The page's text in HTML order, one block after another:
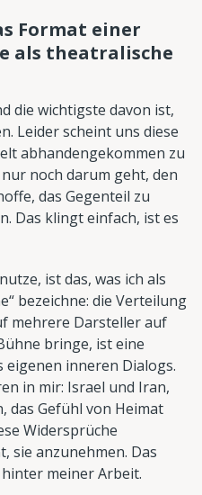
Format einer
als theatralische
die wichtigste davon ist,
Leider scheint uns diese
abhandengekommen zu
noch darum geht, den
das Gegenteil zu
Das klingt einfach, ist es
ist das, was ich als
bezeichne: die Verteilung
mehrere Darsteller auf
bringe, ist eine
eigenen inneren Dialogs.
in mir: Israel und Iran,
das Gefühl von Heimat
Widersprüche
sie anzunehmen. Das
meiner Arbeit.